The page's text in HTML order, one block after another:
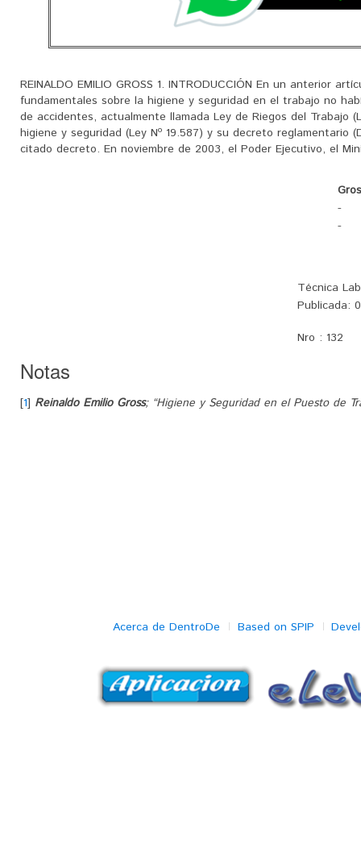
REINALDO EMILIO GROSS 1. INTRODUCCIÓN En un anterior
fundamentales sobre la higiene y seguridad en el trabajo no
de accidentes, actualmente llamada Ley de Riegos del Trabajo
higiene y seguridad (Ley Nº 19.587) y su decreto reglamentario
citado decreto. En noviembre de 2003, el Poder Ejecutivo, el
-
-
Técnica
Publicada:
Nro : 132
Notas
[1] Reinaldo Emilio Gross; “Higiene y Seguridad en el Puesto de
Acerca de DentroDe Based on SPIP